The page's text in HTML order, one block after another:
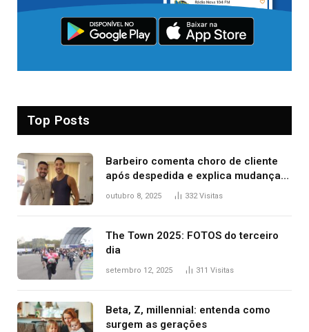
Top Posts
Barbeiro comenta choro de cliente
após despedida e explica mudança
para o TO: ‘Não esperava atingir
outubro 8, 2025 332Visitas
The Town 2025: FOTOS do terceiro
dia
setembro 12, 2025 311 Visitas
Beta, Z, millennial: entenda como
surgem as gerações